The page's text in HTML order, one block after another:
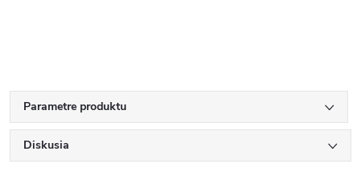
Parametre produktu
Diskusia